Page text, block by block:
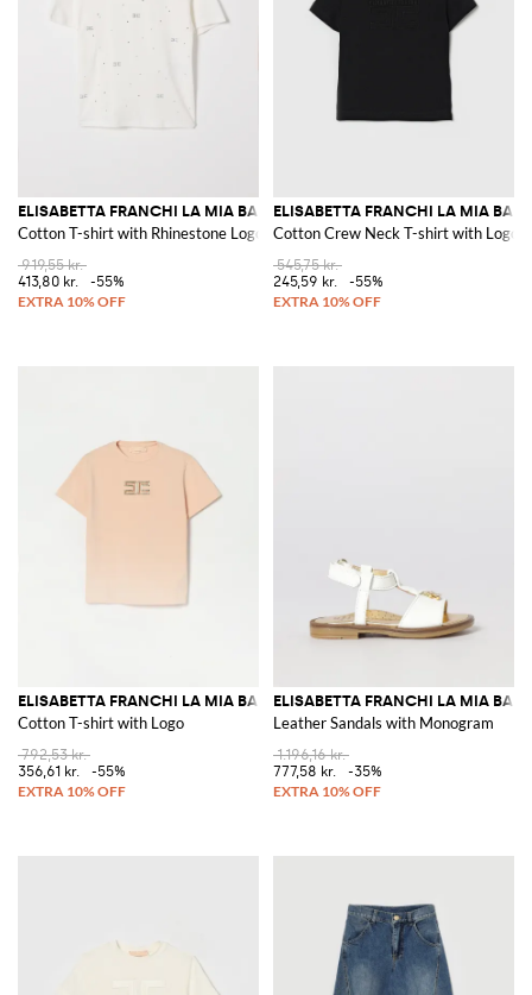
ELISABETTA FRANCHI LA MIA BAMBINA
Cotton T-shirt with Rhinestone Logo
919,55 kr.
413,80 kr.
-55%
ELISABETTA FRANCHI LA MIA
Cotton Crew Neck T-shirt with Logo
545,75 kr.
245,59 kr.
-55%
ELISABETTA FRANCHI LA MIA BAMBINA
Cotton T-shirt with Logo
792,53 kr.
356,61 kr.
-55%
ELISABETTA FRANCHI LA MIA
Leather Sandals with Monogram
1.196,16 kr.
777,58 kr.
-35%